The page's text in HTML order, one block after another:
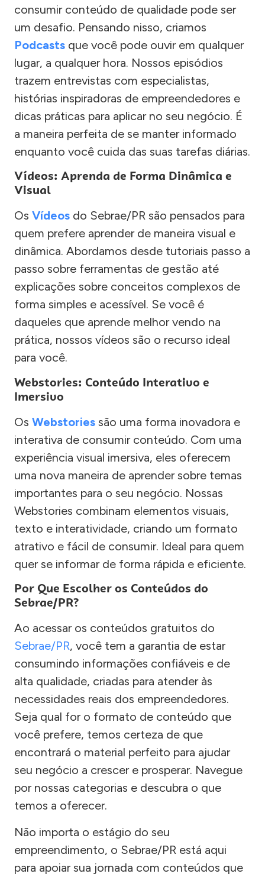
consumir conteúdo de qualidade pode ser
um desafio. Pensando nisso, criamos
Podcasts que você pode ouvir em qualquer
lugar, a qualquer hora. Nossos episódios
trazem entrevistas com especialistas,
histórias inspiradoras de empreendedores e
dicas práticas para aplicar no seu negócio. É
a maneira perfeita de se manter informado
enquanto você cuida das suas tarefas diárias.
Vídeos: Aprenda de Forma Dinâmica e
Visual
Os Vídeos do Sebrae/PR são pensados para
quem prefere aprender de maneira visual e
dinâmica. Abordamos desde tutoriais passo a
passo sobre ferramentas de gestão até
explicações sobre conceitos complexos de
forma simples e acessível. Se você é
daqueles que aprende melhor vendo na
prática, nossos vídeos são o recurso ideal
para você.
Webstories: Conteúdo Interativo e
Imersivo
Os Webstories são uma forma inovadora e
interativa de consumir conteúdo. Com uma
experiência visual imersiva, eles oferecem
uma nova maneira de aprender sobre temas
importantes para o seu negócio. Nossas
Webstories combinam elementos visuais,
texto e interatividade, criando um formato
atrativo e fácil de consumir. Ideal para quem
quer se informar de forma rápida e eficiente.
Por Que Escolher os Conteúdos do
Sebrae/PR?
Ao acessar os conteúdos gratuitos do
Sebrae/PR, você tem a garantia de estar
consumindo informações confiáveis e de
alta qualidade, criadas para atender às
necessidades reais dos empreendedores.
Seja qual for o formato de conteúdo que
você prefere, temos certeza de que
encontrará o material perfeito para ajudar
seu negócio a crescer e prosperar. Navegue
por nossas categorias e descubra o que
temos a oferecer.
Não importa o estágio do seu
empreendimento, o Sebrae/PR está aqui
para apoiar sua jornada com conteúdos que